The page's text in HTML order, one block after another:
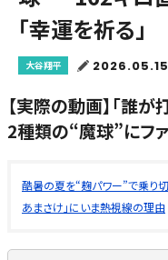
「幸運を祈る」
大谷翔平 2026.05.15
【実際の動画】「誰
2種類の“魔球”にフ
酷暑の夏を“麹パワー”で乗り
あまさけ」にいま熱視線の理由